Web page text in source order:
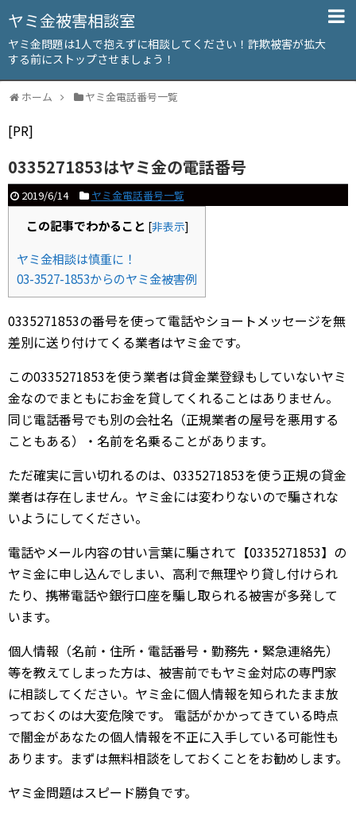
ヤミ金被害相談室
ヤミ金問題は1人で抱えずに相談してください！詐欺被害が拡大
する前にストップさせましょう！
ホーム ヤミ金電話番号一覧
[PR]
0335271853はヤミ金の電話番号
2019/6/14 ヤミ金電話番号一覧
この記事でわかること [非表示]
ヤミ金相談は慎重に！
03-3527-1853からのヤミ金被害例
0335271853の番号を使って電話やショートメッセージを無
差別に送り付けてくる業者はヤミ金です。
この0335271853を使う業者は貸金業登録もしていないヤミ
金なのでまともにお金を貸してくれることはありません。
同じ電話番号でも別の会社名（正規業者の屋号を悪用する
こともある）・名前を名乗ることがあります。
ただ確実に言い切れるのは、0335271853を使う正規の貸金
業者は存在しません。ヤミ金には変わりないので騙されな
いようにしてください。
電話やメール内容の甘い言葉に騙されて【0335271853】の
ヤミ金に申し込んでしまい、高利で無理やり貸し付けられ
たり、携帯電話や銀行口座を騙し取られる被害が多発して
います。
個人情報（名前・住所・電話番号・勤務先・緊急連絡先）
等を教えてしまった方は、被害前でもヤミ金対応の専門家
に相談してください。ヤミ金に個人情報を知られたまま放
っておくのは大変危険です。 電話がかかってきている時点
で闇金があなたの個人情報を不正に入手している可能性も
あります。まずは無料相談をしておくことをお勧めします。
ヤミ金問題はスピード勝負です。